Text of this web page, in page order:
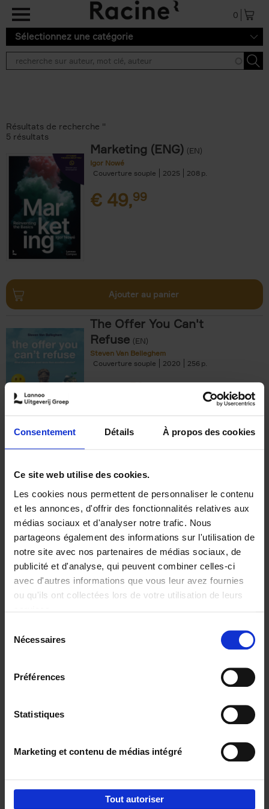
Consentement Détails À propos des cookies
Ce site web utilise des cookies.
Les cookies nous permettent de personnaliser le contenu
et les annonces, d'offrir des fonctionnalités relatives aux
médias sociaux et d'analyser notre trafic. Nous
partageons également des informations sur l'utilisation de
notre site avec nos partenaires de médias sociaux, de
publicité et d'analyse, qui peuvent combiner celles-ci
avec d'autres informations que vous leur avez fournies
ou qu'ils ont collectées lors de votre utilisation de leurs
Nécessaires
Préférences
Statistiques
Marketing et contenu de médias intégré
Tout autoriser
Aller au contenu principal
0
Sélectionnez une catégorie
Résultats de recherche ''
5 résultats
Marketing (ENG) (EN)
Igor Nowé
Couverture souple
2025 208
€ 49,99
Ajouter au panier
The Offer You Can't
Refuse (EN)
Steven Van Belleghem
Couverture souple
2020 256
€37,50
Building Bonds = Building
Business
Jochen Roef Jozefien De Feyter
Carolien Boom
Couverture souple
2025 200
€29,99
Digital marketing like a PRO -
completely revised edition (EN)